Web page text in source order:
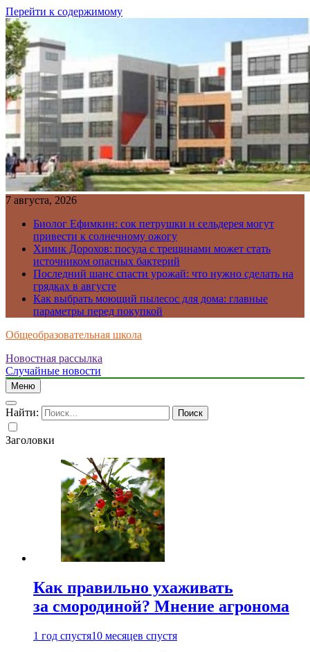
Перейти к содержимому
7 августа, 2026
Биолог Ефимкин: сок петрушки и сельдерея могут
привести к солнечному ожогу
Химик Дорохов: посуда с трещинами может стать
источником опасных бактерий
Последний шанс спасти урожай: что нужно сделать на
грядках в августе
Как выбрать моющий пылесос для дома: главные
параметры перед покупкой
Общеобразовательная школа
Новостная рассылка
Случайные новости
Меню
Найти:
Заголовки
Как правильно ухаживать
за смородиной? Мнение агронома
1 год спустя10 месяцев спустя